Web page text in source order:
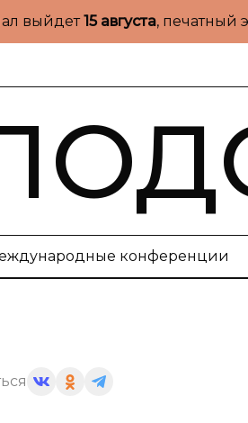
выйдет15 августа, печатный
конференции